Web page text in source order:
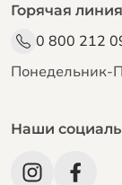
Горячая
0 800 212
Понедельник-
Наши